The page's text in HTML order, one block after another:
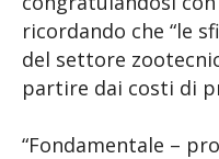
ricordando che “le
del settore
partire dai costi di
“Fondamentale –